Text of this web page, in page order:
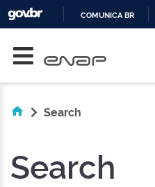
COMUNICA BR
Search
Search